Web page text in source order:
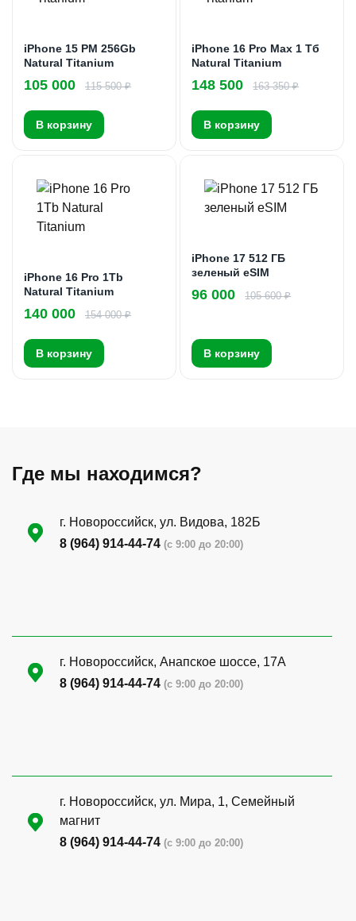
iPhone 15 PM 256Gb
Natural Titanium
105 000 115 500 ₽
В корзину
iPhone 16 Pro Max 1 Тб
Natural Titanium
148 500 163 350 ₽
В корзину
iPhone 16 Pro 1Tb
Natural Titanium
140 000 154 000 ₽
В корзину
iPhone 17 512 ГБ
зеленый eSIM
96 000 105 600 ₽
В корзину
Где мы находимся?
г. Новороссийск, ул. Видова, 182Б
8 (964) 914-44-74 (с 9:00 до 20:00)
г. Новороссийск, Анапское шоссе, 17А
8 (964) 914-44-74 (с 9:00 до 20:00)
г. Новороссийск, ул. Мира, 1, Семейный
магнит
8 (964) 914-44-74 (с 9:00 до 20:00)